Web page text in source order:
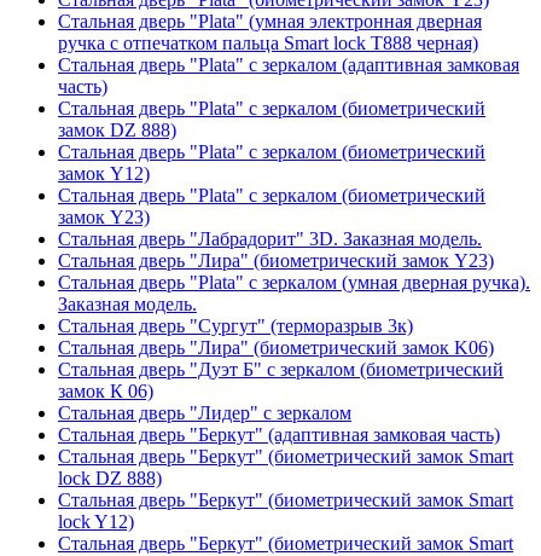
Стальная дверь "Plata" (умная электронная дверная
ручка с отпечатком пальца Smart lock T888 черная)
Стальная дверь "Plata" с зеркалом (адаптивная замковая
часть)
Стальная дверь "Plata" с зеркалом (биометрический
замок DZ 888)
Стальная дверь "Plata" с зеркалом (биометрический
замок Y12)
Стальная дверь "Plata" с зеркалом (биометрический
замок Y23)
Стальная дверь "Лабрадорит" 3D. Заказная модель.
Стальная дверь "Лира" (биометрический замок Y23)
Стальная дверь "Plata" с зеркалом (умная дверная ручка).
Заказная модель.
Стальная дверь "Сургут" (терморазрыв 3к)
Стальная дверь "Лира" (биометрический замок K06)
Стальная дверь "Дуэт Б" с зеркалом (биометрический
замок К 06)
Стальная дверь "Лидер" с зеркалом
Стальная дверь "Беркут" (адаптивная замковая часть)
Стальная дверь "Беркут" (биометрический замок Smart
lock DZ 888)
Стальная дверь "Беркут" (биометрический замок Smart
lock Y12)
Стальная дверь "Беркут" (биометрический замок Smart